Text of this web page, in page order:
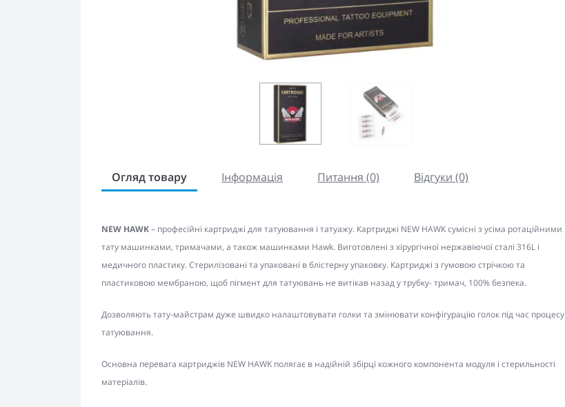
Огляд товару Інформація Питання (0) Відгуки (0)
NEW HAWK– професійні картриджі для татуювання і татуажу. Картриджі NEW HAWK сумісні з усіма ротаційними
тату машинками, тримачами, а також машинками Hawk. Виготовлені з хірургічної нержавіючої сталі 316L і
медичного пластику. Стерилізовані та упаковані в блістерну упаковку. Картриджі з гумовою стрічкою та
пластиковою мембраною, щоб пігмент для татуювань не витікав назад у трубку- тримач, 100% безпека.
Дозволяють тату-майстрам дуже швидко налаштовувати голки та змінювати конфігурацію голок під час процесу
татуювання.
Основна перевага картриджів NEW HAWK полягає в надійній збірці кожного компонента модуля і стерильності
матеріалів.